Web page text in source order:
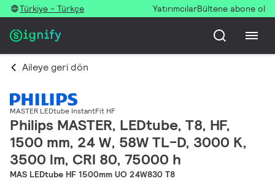
Türkiye - Türkçe YatırımcılarBültene abone ol
Aileye geri dön
MASTER LEDtube InstantFit HF
Philips MASTER, LEDtube, T8, HF,
1500 mm, 24 W, 58W TL-D, 3000 K,
3500 lm, CRI 80, 75000 h
MAS LEDtube HF 1500mm UO 24W830 T8